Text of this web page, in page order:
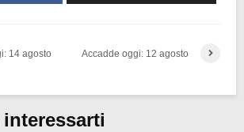
14 agosto Accadde oggi: 12 agosto